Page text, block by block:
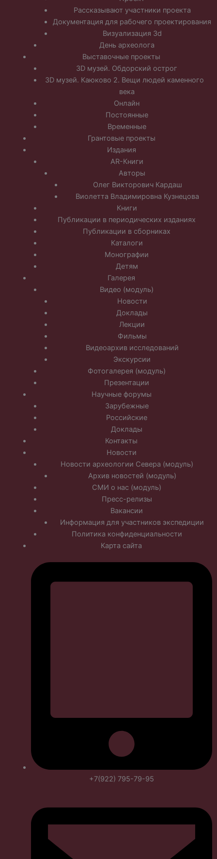
Рассказывают участники проекта
Документация для рабочего проектирования
Визуализация 3d
День археолога
Выставочные проекты
3D музей. Обдорский острог
3D музей. Каюково 2. Вещи людей каменного
века
Онлайн
Постоянные
Временные
Грантовые проекты
Издания
AR-Книги
Авторы
Олег Викторович Кардаш
Виолетта Владимировна Кузнецова
Книги
Публикации в периодических изданиях
Публикации в сборниках
Каталоги
Монографии
Детям
Галерея
Видео (модуль)
Новости
Доклады
Лекции
Фильмы
Видеоархив исследований
Экскурсии
Фотогалерея (модуль)
Презентации
Научные форумы
Зарубежные
Российские
Доклады
Контакты
Новости
Новости археологии Севера (модуль)
Архив новостей (модуль)
СМИ о нас (модуль)
Пресс-релизы
Вакансии
Информация для участников экспедиции
Политика конфиденциальности
Карта сайта
+7(922) 795-79-95